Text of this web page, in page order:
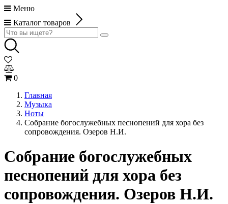
Меню
Каталог товаров
0
Главная
Музыка
Ноты
Собрание богослужебных песнопений для хора без
сопровождения. Озеров Н.И.
Собрание богослужебных
песнопений для хора без
сопровождения. Озеров Н.И.